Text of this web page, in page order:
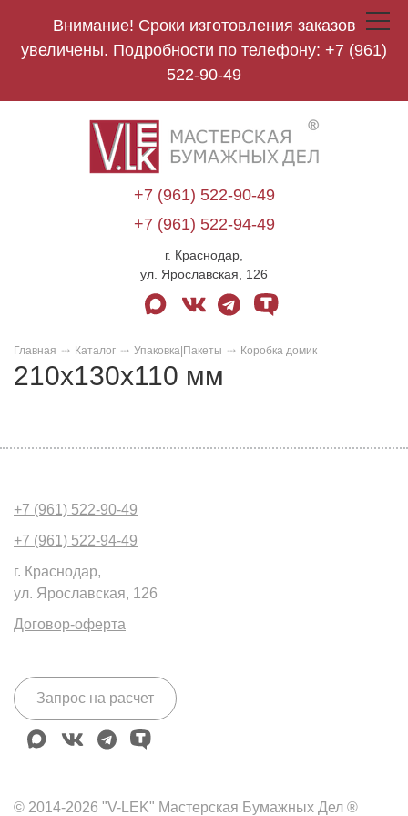
Внимание! Сроки изготовления заказов
увеличены. Подробности по телефону: +7 (961)
522-90-49
V.Lek
logo
+7 (961) 522-90-49
+7 (961) 522-94-49
г. Краснодар,
ул. Ярославская, 126
max vk telegramtenchat
Toggle
Главная Каталог Упаковка|Пакеты Коробка домик
210х130х110 мм
+7 (961) 522-90-49
+7 (961) 522-94-49
г. Краснодар,
ул. Ярославская, 126
Договор-оферта
Запрос на расчет
max telegram
tenchat
© 2014-2026 "V-LEK" Мастерская Бумажных Дел ®